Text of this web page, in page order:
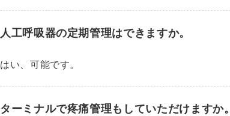
人工呼吸器の定期管理はできますか。
はい、可能です。
ターミナルで疼痛管理もしていただけますか。